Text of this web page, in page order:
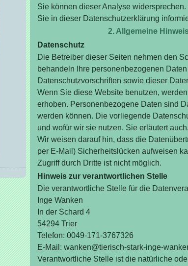
Sie können dieser Analyse
Sie in dieser Datenschutzerklärung
2. Allgemeine
Datenschutz
Die Betreiber dieser Seiten nehmen den
behandeln Ihre personenbezogenen
Datenschutzvorschriften sowie dieser
Wenn Sie diese Website benutzen,
erhoben. Personenbezogene Daten sind
werden können. Die vorliegende
und wofür wir sie nutzen. Sie erläutert
Wir weisen darauf hin, dass die
per E-Mail) Sicherheitslücken aufweisen
Zugriff durch Dritte ist nicht möglich.
Hinweis zur verantwortlichen Stelle
Die verantwortliche Stelle für die
Inge Wanken
In der Schard 4
54294 Trier
Telefon: 0049-171-3767326
E-Mail: wanken@tierisch-stark-inge-
Verantwortliche Stelle ist die natürliche